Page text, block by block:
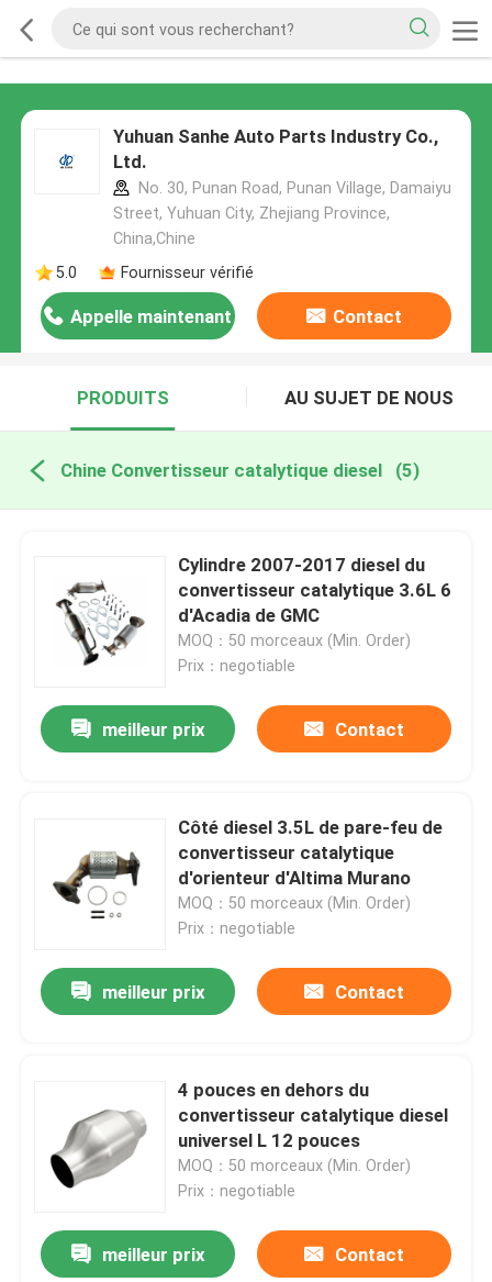
Yuhuan Sanhe Auto Parts Industry Co.,
Ltd.
No. 30, Punan Road, Punan Village, Damaiyu
Street, Yuhuan City, Zhejiang Province,
China,Chine
5.0
Fournisseur vérifié
Appelle maintenant Contact
PRODUITS AU SUJET DE NOUS
Chine Convertisseur catalytique diesel (5)
Cylindre 2007-2017 diesel du
convertisseur catalytique 3.6L 6
d'Acadia de GMC
MOQ：50 morceaux (Min. Order)
Prix：negotiable
meilleur prix Contact
Côté diesel 3.5L de pare-feu de
convertisseur catalytique
d'orienteur d'Altima Murano
MOQ：50 morceaux (Min. Order)
Prix：negotiable
meilleur prix Contact
4 pouces en dehors du
convertisseur catalytique diesel
universel L 12 pouces
MOQ：50 morceaux (Min. Order)
Prix：negotiable
meilleur prix Contact